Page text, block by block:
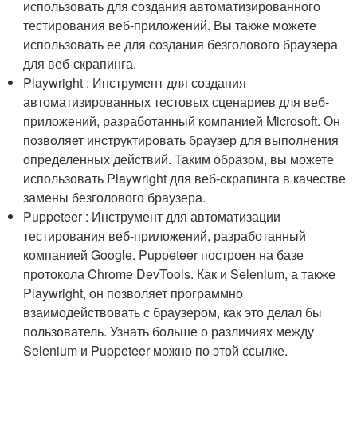
использовать для создания автоматизированного
тестирования веб-приложений. Вы также можете
использовать ее для создания безголового браузера
для веб-скрапинга.
Playwright : Инструмент для создания
автоматизированных тестовых сценариев для веб-
приложений, разработанный компанией Microsoft. Он
позволяет инструктировать браузер для выполнения
определенных действий. Таким образом, вы можете
использовать Playwright для веб-скрапинга в качестве
замены безголового браузера.
Puppeteer : Инструмент для автоматизации
тестирования веб-приложений, разработанный
компанией Google. Puppeteer построен на базе
протокола Chrome DevTools. Как и Selenium, а также
Playwright, он позволяет программно
взаимодействовать с браузером, как это делал бы
пользователь. Узнать больше о различиях между
Selenium и Puppeteer можно по этой ссылке.